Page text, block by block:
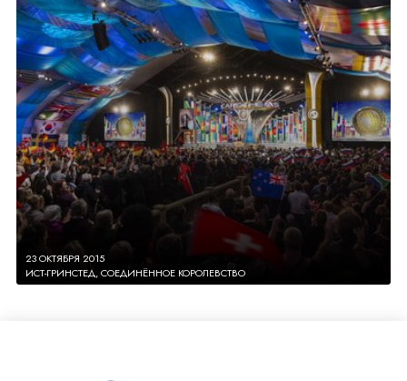
23 ОКТЯБРЯ 2015
ИСТ-ГРИНСТЕД, СОЕДИНЁННОЕ КОРОЛЕВСТВО